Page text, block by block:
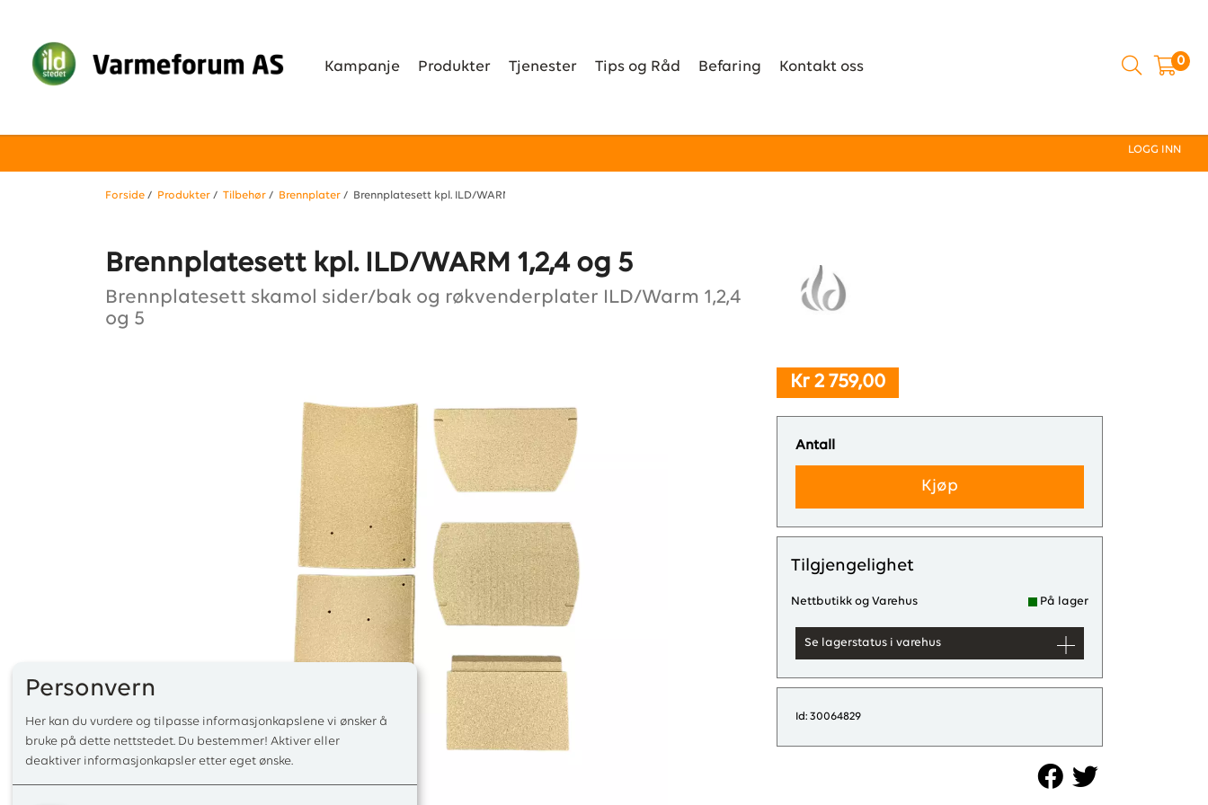
Kampanje Produkter Tjenester Tips og Råd Befaring Kontakt oss 0
LOGG INN
Forside / Produkter / Tilbehør / Brennplater / Brennplatesett kpl. ILD/WARM 1,2,4 og 5
Brennplatesett kpl. ILD/WARM 1,2,4 og 5
Brennplatesett skamol sider/bak og røkvenderplater ILD/Warm 1,2,4
og 5
Kr 2 759,00
Antall
Kjøp
Tilgjengelighet
Nettbutikk og Varehus På lager
Se lagerstatus i varehus
Id: 30064829
Personvern
Her kan du vurdere og tilpasse informasjonkapslene vi ønsker å
bruke på dette nettstedet. Du bestemmer! Aktiver eller
deaktiver informasjonkapsler etter eget ønske.